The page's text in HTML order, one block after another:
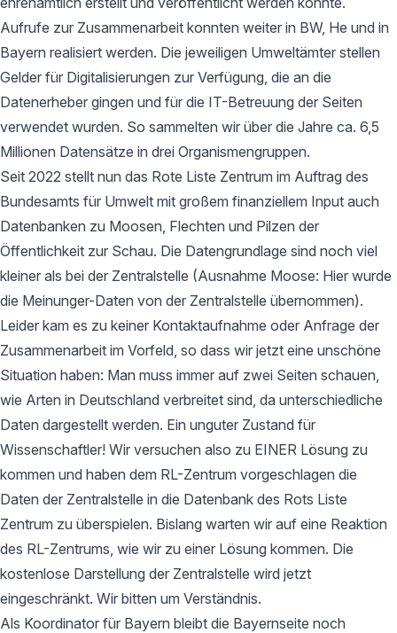
Aufrufe zur Zusammenarbeit konnten weiter in BW, He und in
Bayern realisiert werden. Die jeweiligen Umweltämter stellen
Gelder für Digitalisierungen zur Verfügung, die an die
Datenerheber gingen und für die IT-Betreuung der Seiten
verwendet wurden. So sammelten wir über die Jahre ca. 6,5
Millionen Datensätze in drei Organismengruppen.
Seit 2022 stellt nun das Rote Liste Zentrum im Auftrag des
Bundesamts für Umwelt mit großem finanziellem Input auch
Datenbanken zu Moosen, Flechten und Pilzen der
Öffentlichkeit zur Schau. Die Datengrundlage sind noch viel
kleiner als bei der Zentralstelle (Ausnahme Moose: Hier wurde
die Meinunger-Daten von der Zentralstelle übernommen).
Leider kam es zu keiner Kontaktaufnahme oder Anfrage der
Zusammenarbeit im Vorfeld, so dass wir jetzt eine unschöne
Situation haben: Man muss immer auf zwei Seiten schauen,
wie Arten in Deutschland verbreitet sind, da unterschiedliche
Daten dargestellt werden. Ein unguter Zustand für
Wissenschaftler! Wir versuchen also zu EINER Lösung zu
kommen und haben dem RL-Zentrum vorgeschlagen die
Daten der Zentralstelle in die Datenbank des Rots Liste
Zentrum zu überspielen. Bislang warten wir auf eine Reaktion
des RL-Zentrums, wie wir zu einer Lösung kommen. Die
kostenlose Darstellung der Zentralstelle wird jetzt
eingeschränkt. Wir bitten um Verständnis.
Als Koordinator für Bayern bleibt die Bayernseite noch